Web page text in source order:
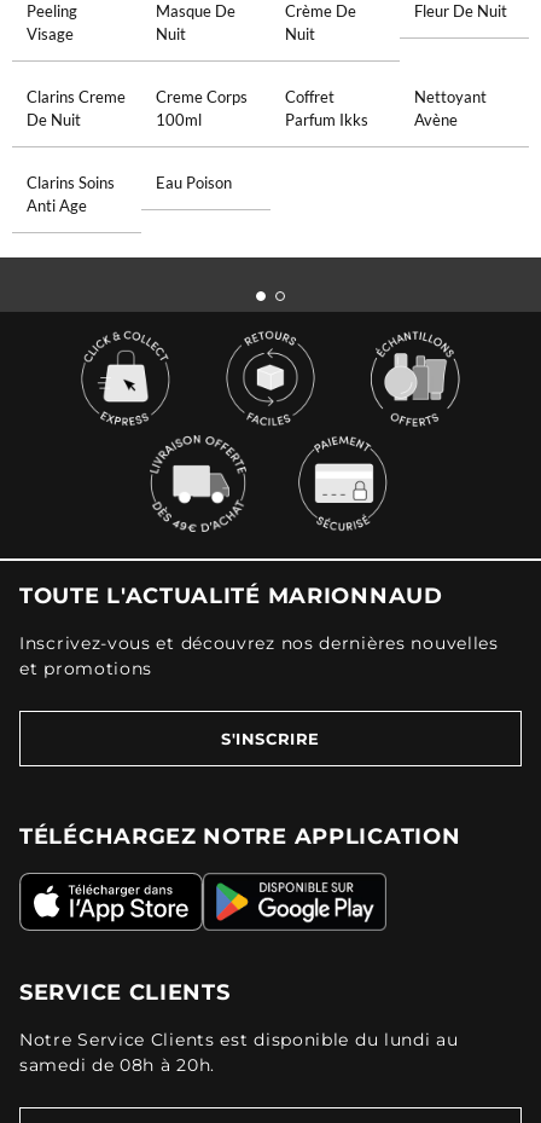
Peeling
Visage
Masque De
Nuit
Crème De
Nuit
Fleur De Nuit
Clarins Creme
De Nuit
Creme Corps
100ml
Coffret
Parfum Ikks
Nettoyant
Avène
Clarins Soins
Anti Age
Eau Poison
TOUTE L'ACTUALITÉ MARIONNAUD
Inscrivez-vous et découvrez nos dernières nouvelles
et promotions
S'INSCRIRE
TÉLÉCHARGEZ NOTRE APPLICATION
SERVICE CLIENTS
Notre Service Clients est disponible du lundi au
samedi de 08h à 20h.